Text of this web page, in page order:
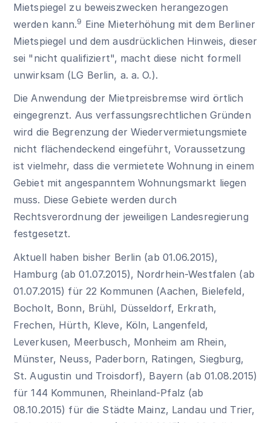
Mietspiegel zu beweiszwecken herangezogen
werden kann.9 Eine Mieterhöhung mit dem Berliner
Mietspiegel und dem ausdrücklichen Hinweis, dieser
sei "nicht qualifiziert", macht diese nicht formell
unwirksam (LG Berlin, a. a. O.).
Die Anwendung der Mietpreisbremse wird örtlich
eingegrenzt. Aus verfassungsrechtlichen Gründen
wird die Begrenzung der Wiedervermietungsmiete
nicht flächendeckend eingeführt, Voraussetzung
ist vielmehr, dass die vermietete Wohnung in einem
Gebiet mit angespanntem Wohnungsmarkt liegen
muss. Diese Gebiete werden durch
Rechtsverordnung der jeweiligen Landesregierung
festgesetzt.
Aktuell haben bisher Berlin (ab 01.06.2015),
Hamburg (ab 01.07.2015), Nordrhein-Westfalen (ab
01.07.2015) für 22 Kommunen (Aachen, Bielefeld,
Bocholt, Bonn, Brühl, Düsseldorf, Erkrath,
Frechen, Hürth, Kleve, Köln, Langenfeld,
Leverkusen, Meerbusch, Monheim am Rhein,
Münster, Neuss, Paderborn, Ratingen, Siegburg,
St. Augustin und Troisdorf), Bayern (ab 01.08.2015)
für 144 Kommunen, Rheinland-Pfalz (ab
08.10.2015) für die Städte Mainz, Landau und Trier,